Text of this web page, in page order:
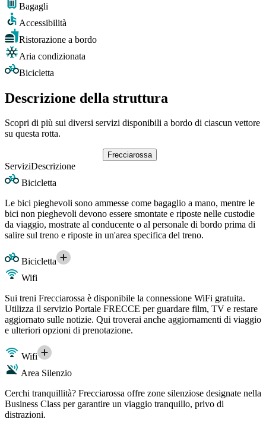
Bagagli
Accessibilità
Ristorazione a bordo
Aria condizionata
Bicicletta
Descrizione della struttura
Scopri di più sui diversi servizi disponibili a bordo di ciascun vettore
su questa rotta.
Frecciarossa
ServiziDescrizione
Bicicletta
Le bici pieghevoli sono ammesse come bagaglio a mano, mentre le
bici non pieghevoli devono essere smontate e riposte nelle custodie
da viaggio, mostrate al conducente o al personale di bordo prima di
salire sul treno e riposte in un'area specifica del treno.
Bicicletta
Wifi
Sui treni Frecciarossa è disponibile la connessione WiFi gratuita.
Utilizza il servizio Portale FRECCE per guardare film, TV e restare
aggiornato sulle notizie. Qui troverai anche aggiornamenti di viaggio
e ulteriori opzioni di prenotazione.
Wifi
Area Silenzio
Cerchi tranquillità? Frecciarossa offre zone silenziose designate nella
Business Class per garantire un viaggio tranquillo, privo di
distrazioni.